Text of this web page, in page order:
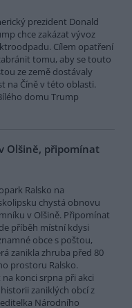
prezident Donald
chce zakázat vývoz
Cílem opatření
tomu, aby se touto
ze země dostávaly
na Číně v této oblasti.
domu Trump
Olšině, připomínat
Ralsko na
chystá obnovu
v Olšině. Připomínat
příběh místní kdysi
obce s poštou,
zanikla zhruba před 80
prostoru Ralsko.
konci srpna při akci
zaniklých obcí z
Národního